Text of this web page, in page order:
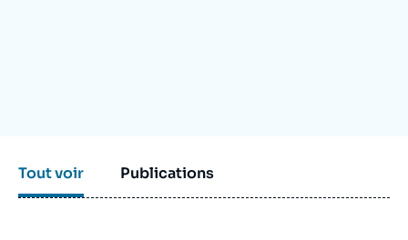
Tout voir Publications